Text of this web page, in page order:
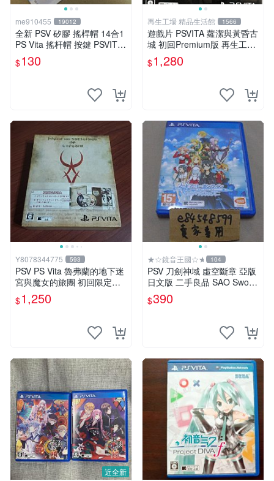
me910455 19012
全新 PSV 矽膠 搖桿帽 14合1
PS Vita 搖杆帽 按鍵 PSVITA
保護帽 搖桿套 配件 裸裝出貨
$130
再生工場 精品生活館 1566
遊戲片 PSVITA 蘿潔與黃昏古
城 初回Premium版 再生工場
01
$1,280
Y8078344775 593
PSV PS Vita 魯弗蘭的地下迷
宮與魔女的旅團 初回限定版
純日版 （二手）
$1,250
★☆鏡音王國☆★ 104
PSV 刀劍神域 虛空斷章 亞版
日文版 二手良品 SAO Sword
Art Online
$390
近全新